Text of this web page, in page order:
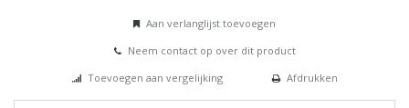
Aan verlanglijst toevoegen
Neem contact op over dit product
Toevoegen aan vergelijking
Afdrukken